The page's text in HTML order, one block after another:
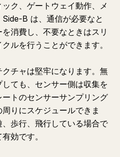
ク、ゲートウェイ動作、メ
B は、通信が必要なと
消費し、不要なときはスリ
ルを行うことができます。
チャは堅牢になります。無
ても、センサー側は収集を
トのセンサーサンプリング
りにスケジュールできま
歩行、飛行している場合で
効です。